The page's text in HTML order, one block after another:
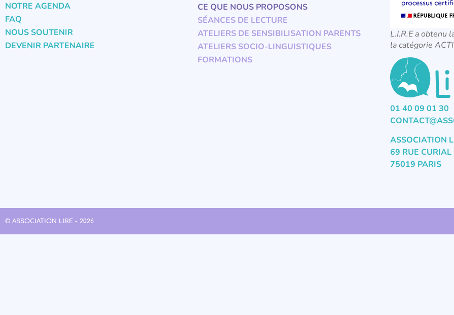
NOTRE AGENDA
FAQ
NOUS SOUTENIR
DEVENIR PARTENAIRE
CE QUE NOUS PROPOSONS
SÉANCES DE LECTURE
ATELIERS DE SENSIBILISATION PARENTS
ATELIERS SOCIO-LINGUISTIQUES
FORMATIONS
L.I.R.E a obtenu
la catégorie
01 40 09 01 30
ASSOCIATION
69 RUE CURIAL
75019 PARIS
© ASSOCIATION LIRE - 2026